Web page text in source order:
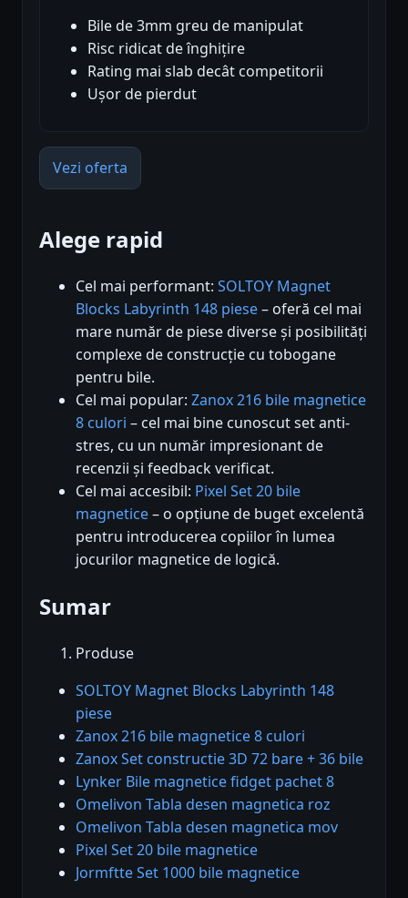
Bile de 3mm greu de manipulat
Risc ridicat de înghițire
Rating mai slab decât competitorii
Ușor de pierdut
Vezi oferta
Alege rapid
Cel mai performant: SOLTOY Magnet
Blocks Labyrinth 148 piese– oferă cel mai
mare număr de piese diverse și posibilități
complexe de construcție cu tobogane
pentru bile.
Cel mai popular: Zanox 216 bile magnetice
8 culori – cel mai bine cunoscut set anti-
stres, cu un număr impresionant de
recenzii și feedback verificat.
Cel mai accesibil: Pixel Set 20 bile
magnetice– o opțiune de buget excelentă
pentru introducerea copiilor în lumea
jocurilor magnetice de logică.
Sumar
Produse
SOLTOY Magnet Blocks Labyrinth 148
piese
Zanox 216 bile magnetice 8 culori
Zanox Set constructie 3D 72 bare + 36 bile
Lynker Bile magnetice fidget pachet 8
Omelivon Tabla desen magnetica roz
Omelivon Tabla desen magnetica mov
Pixel Set 20 bile magnetice
Jormftte Set 1000 bile magnetice